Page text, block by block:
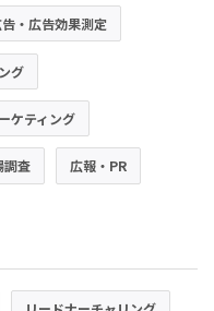
・広告効果測定
グ
ケティング
調査 広報・PR